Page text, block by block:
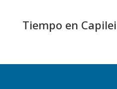
Tiempo en